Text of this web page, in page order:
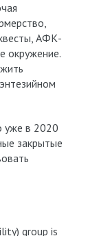
АФК-
окружение.
уже в 2020
закрытые
group is